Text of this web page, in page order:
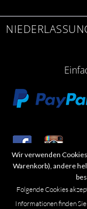
Wir verwenden
Warenkorb), andere
Folgende Cookies
Informationen finden